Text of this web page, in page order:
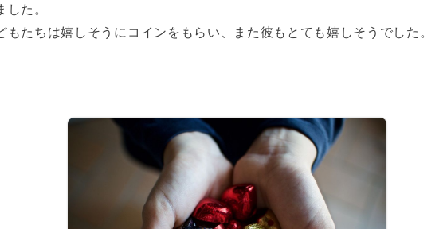
した。
もたちは嬉しそうにコインをもらい、また彼もとても嬉しそうでした。